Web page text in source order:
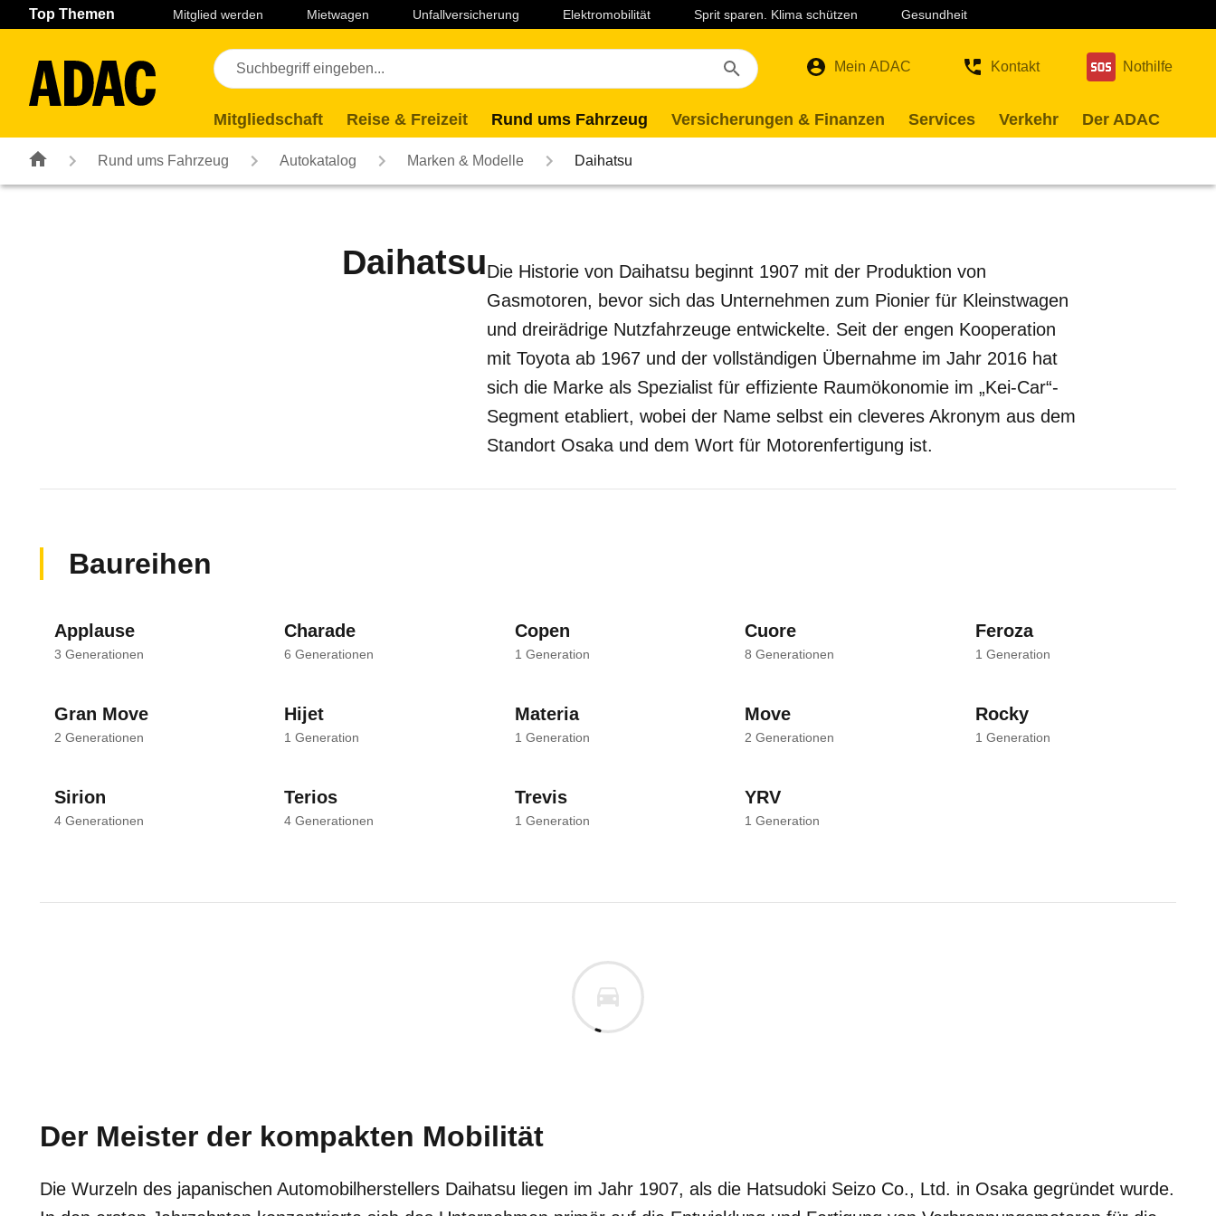
Navigation Seiteninhalt Fußzeile
Top Themen Mitglied werden Mietwagen Unfallversicherung Elektromobilität Sprit sparen. Klima schützen Gesundheit
Mein ADAC Kontakt Nothilfe
Mitgliedschaft Reise & Freizeit Rund ums Fahrzeug Versicherungen & Finanzen Services Verkehr Der ADAC
Rund ums Fahrzeug Autokatalog Marken & Modelle Daihatsu
DaihatsuDie Historie von Daihatsu beginnt 1907 mit der Produktion von
Gasmotoren, bevor sich das Unternehmen zum Pionier für Kleinstwagen
und dreirädrige Nutzfahrzeuge entwickelte. Seit der engen Kooperation
mit Toyota ab 1967 und der vollständigen Übernahme im Jahr 2016 hat
sich die Marke als Spezialist für effiziente Raumökonomie im „Kei-Car“-
Segment etabliert, wobei der Name selbst ein cleveres Akronym aus dem
Standort Osaka und dem Wort für Motorenfertigung ist.
Baureihen
Applause
3 Generationen
Charade
6 Generationen
Copen
1 Generation
Cuore
8 Generationen
Feroza
1 Generation
Gran Move
2 Generationen
Hijet
1 Generation
Materia
1 Generation
Move
2 Generationen
Rocky
1 Generation
Sirion
4 Generationen
Terios
4 Generationen
Trevis
1 Generation
YRV
1 Generation
Der Meister der kompakten Mobilität
Die Wurzeln des japanischen Automobilherstellers Daihatsu liegen im Jahr 1907, als die Hatsudoki Seizo Co., Ltd. in Osaka gegründet wurde.